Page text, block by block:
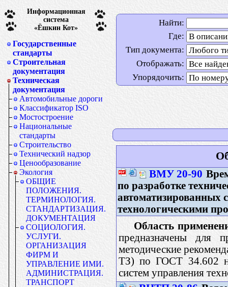
Информационная
система
«Ёшкин Кот»
Государственные
стандарты
Строительная
документация
Техническая
документация
Автомобильные дороги
Классификатор ISO
Мостостроение
Национальные
стандарты
Строительство
Технический надзор
Ценообразование
Экология
ОБЩИЕ
ПОЛОЖЕНИЯ.
ТЕРМИНОЛОГИЯ.
СТАНДАРТИЗАЦИЯ.
ДОКУМЕНТАЦИЯ
СОЦИОЛОГИЯ.
УСЛУГИ.
ОРГАНИЗАЦИЯ
ФИРМ И
УПРАВЛЕНИЕ ИМИ.
АДМИНИСТРАЦИЯ.
ТРАНСПОРТ
Найти:
Где:
Тип документа:
Отображать:
Упорядочить:
ВМУ 20-90
по разработке
автоматизированных
технологическими
Область
предназначены для
методические
ТЗ) по ГОСТ 34.602
систем управления